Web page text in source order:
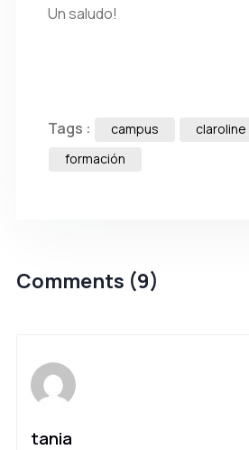
Un saludo!
Tags : campus claroline
formación
Comments (9)
tania